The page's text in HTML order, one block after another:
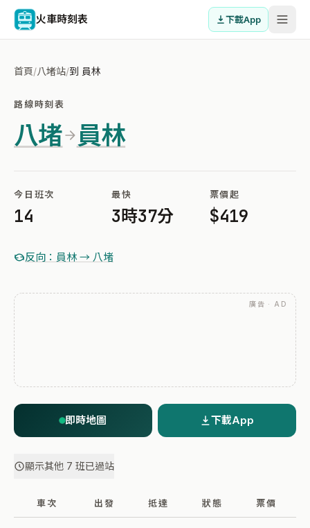
火車時刻表 下載App
首頁/八堵站/到 員林
路線時刻表
八堵 員林
今日班次
14
最快
3時37分
票價起
$419
反向：員林 → 八堵
廣告 · AD
即時地圖 下載App
顯示其他 7 班已過站
車次 出發 抵達 狀態 票價